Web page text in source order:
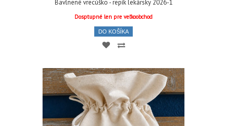
Bavlnené vrecúško - repík lekársky 2026-1
Dosptupné len pre veľkoobchod
DO KOŠÍKA